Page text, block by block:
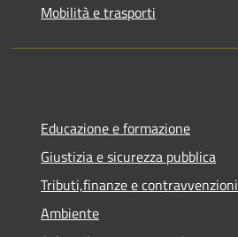
Mobilità e trasporti
Educazione e formazione
Giustizia e sicurezza pubblica
Tributi,finanze e contravvenzioni
Ambiente